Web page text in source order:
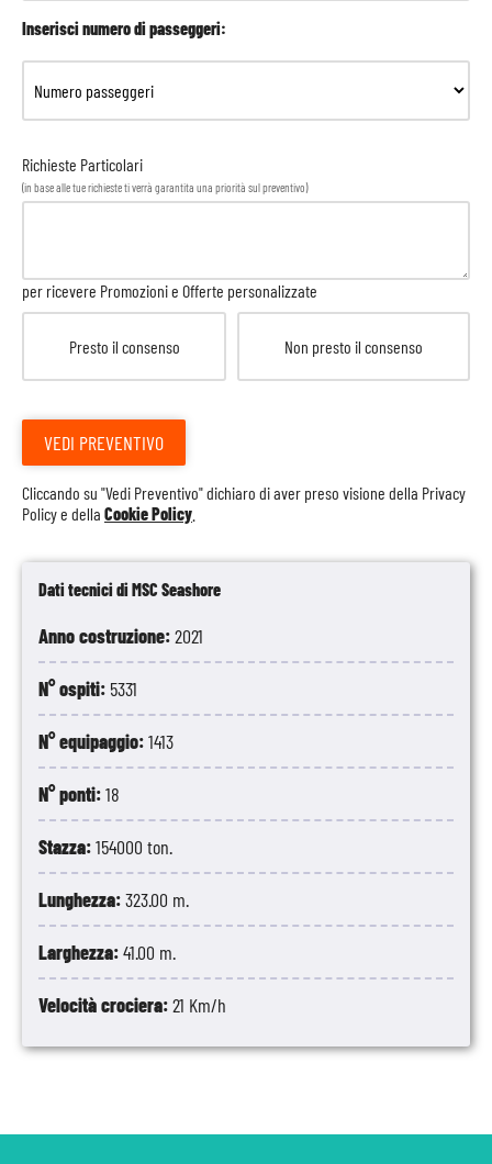
Dati tecnici di MSC Seashore
Anno costruzione:2021
N° ospiti: 5331
N° equipaggio:1413
N° ponti:18
Stazza:154000 ton.
Lunghezza:323.00 m.
Larghezza:41.00 m.
Velocità crociera:21 Km/h
Inserisci numero di passeggeri:
Richieste Particolari
(in base alle tue richieste ti verrà garantita una priorità sul preventivo)
per ricevere Promozioni e Offerte personalizzate
Presto il consenso Non presto il consenso
VEDI PREVENTIVO
Cliccando su "Vedi Preventivo" dichiaro di aver preso visione della Privacy
Policye della Cookie Policy